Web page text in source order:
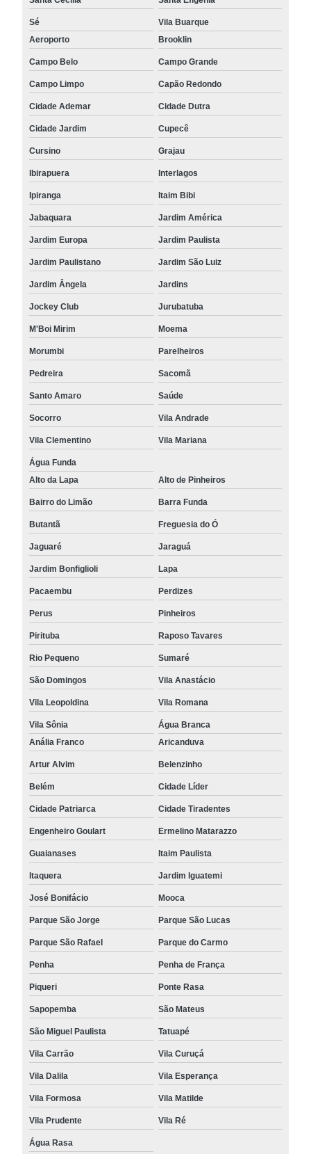
Sé
Vila Buarque
Aeroporto
Brooklin
Campo Belo Campo Grande
Campo Limpo Capão Redondo
Cidade Ademar Cidade Dutra
Cidade Jardim Cupecê
Cursino Grajau
Ibirapuera Interlagos
Ipiranga Itaim Bibi
Jabaquara Jardim América
Jardim Europa Jardim Paulista
Jardim Paulistano Jardim São Luiz
Jardim Ângela Jardins
Jockey Club Jurubatuba
M'Boi Mirim Moema
Morumbi Parelheiros
Pedreira Sacomã
Santo Amaro Saúde
Socorro Vila Andrade
Vila Clementino Vila Mariana
Água Funda
Alto da Lapa
Alto de Pinheiros
Bairro do Limão Barra Funda
Butantã Freguesia do Ó
Jaguaré Jaraguá
Jardim Bonfiglioli Lapa
Pacaembu Perdizes
Perus Pinheiros
Pirituba Raposo Tavares
Rio Pequeno Sumaré
São Domingos Vila Anastácio
Vila Leopoldina Vila Romana
Vila Sônia
Água Branca
Anália Franco
Aricanduva
Artur Alvim Belenzinho
Belém Cidade Líder
Cidade Patriarca Cidade Tiradentes
Engenheiro Goulart Ermelino Matarazzo
Guaianases Itaim Paulista
Itaquera Jardim Iguatemi
José Bonifácio Mooca
Parque São Jorge Parque São Lucas
Parque São Rafael Parque do Carmo
Penha Penha de França
Piqueri Ponte Rasa
Sapopemba São Mateus
São Miguel Paulista Tatuapé
Vila Carrão Vila Curuçá
Vila Dalila Vila Esperança
Vila Formosa Vila Matilde
Vila Prudente Vila Ré
Água Rasa